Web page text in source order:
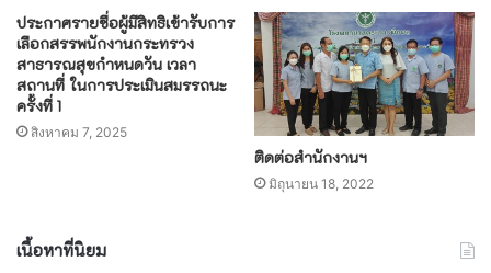
ประกาศรายชื่อผู้มีสิทธิเข้ารับการ
เลือกสรรพนักงานกระทรวง
สาธารณสุขกำหนดวัน เวลา
สถานที่ ในการประเมินสมรรถนะ
ครั้งที่ 1
สิงหาคม 7, 2025
ติดต่อสำนักงานฯ
มิถุนายน 18, 2022
เนื้อหาที่นิยม